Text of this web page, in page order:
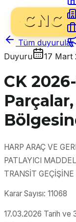
Tüm duyurular
Duyuru
17 Mart
CK
HARP ARAÇ VE
PATLAYICI
TRANSİT
Karar Sayısı: 11068
17.03.2026 Tarih ve